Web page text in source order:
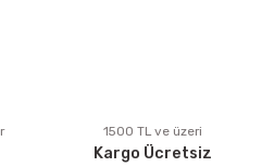
pahalı.
olmalı.
1500 TL ve üzeri
Kargo Ücretsiz